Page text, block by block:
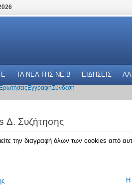
ΤΑ ΝΕΑ THΣ NE.B ΕΙΔΗΣΕΙΣ
ΕγγραφήΣύνδεση
Δ. Συζήτησης
την διαγραφή όλων των cookies από
Η